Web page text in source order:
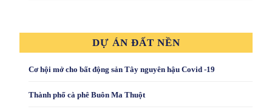
DỰ ÁN ĐẤT NỀN
Cơ hội mở cho bất động sản Tây nguyên hậu Covid -19
Thành phố cà phê Buôn Ma Thuột